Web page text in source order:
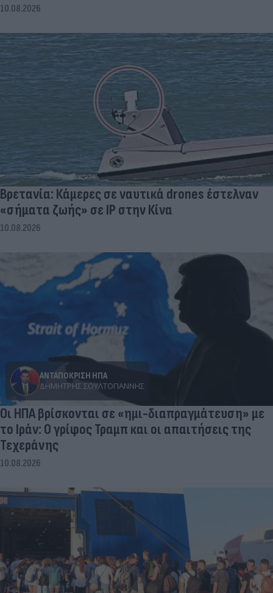
10.08.2026
Βρετανία: Κάμερες σε ναυτικά drones έστελναν
«σήματα ζωής» σε IP στην Κίνα
10.08.2026
ΑΝΤΑΠΟΚΡΙΣΗ ΗΠΑ
ΔΗΜΉΤΡΗΣ ΣΟΥΛΤΟΓΙΆΝΝΗΣ
Οι ΗΠΑ βρίσκονται σε «ημι-διαπραγμάτευση» με
το Ιράν: Ο γρίφος Τραμπ και οι απαιτήσεις της
Τεχεράνης
10.08.2026